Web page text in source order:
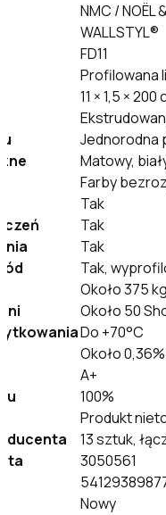
NMC / NOËL
WALLSTYL®
FD11
Profilowana
11 × 1,5 × 200
Jednorodna
Matowy,
Farby
Tak
Tak
Tak
Tak,
Około 375
Około 50
Do +70°C
Około
A+
100%
Produkt
13 sztuk,
3050561
Nowy